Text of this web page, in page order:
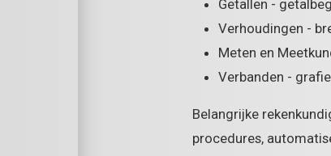
Getallen -
Verhoudingen -
Meten en
Verbanden -
Belangrijke
procedures,